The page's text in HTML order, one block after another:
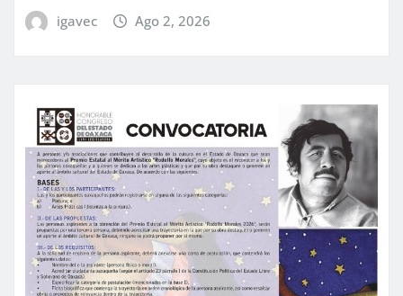
igavec Ago 2, 2026